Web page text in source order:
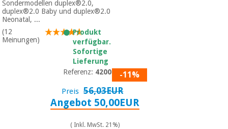
Sondermodellen duplex®2.0,
duplex®2.0 Baby und duplex®2.0
Neonatal, ...
(12
Meinungen)
Produkt
verfügbar.
Sofortige
Lieferung
Referenz: 4200-01-11%
Preis 56,03EUR
Angebot 50,00EUR
( Inkl. MwSt. 21%)